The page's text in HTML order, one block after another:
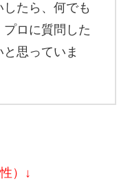
たら、何でも
ロに質問した
思っていま
）↓